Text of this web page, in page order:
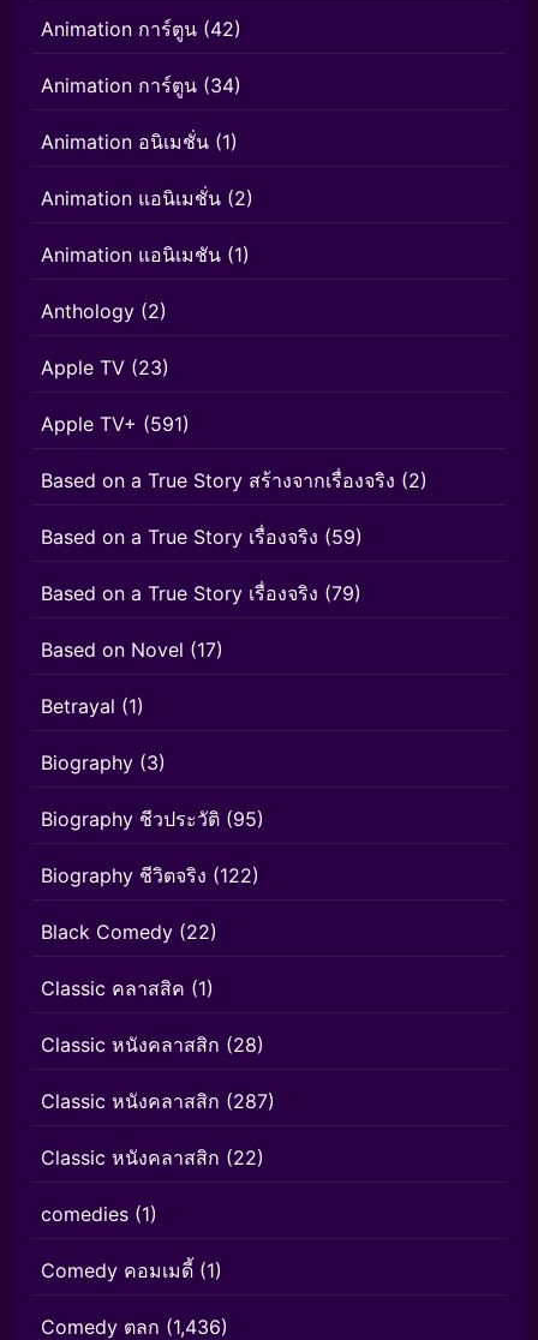
Animation การ์ตูน (42)
Animation การ์ตูน (34)
Animation อนิเมชั่น (1)
Animation แอนิเมชั่น (2)
Animation แอนิเมชัน (1)
Anthology (2)
Apple TV (23)
Apple TV+ (591)
Based on a True Story สร้างจากเรื่องจริง (2)
Based on a True Story เรื่องจริง (59)
Based on a True Story เรื่องจริง (79)
Based on Novel (17)
Betrayal (1)
Biography (3)
Biography ชีวประวัติ (95)
Biography ชีวิตจริง (122)
Black Comedy (22)
Classic คลาสสิค (1)
Classic หนังคลาสสิก (28)
Classic หนังคลาสสิก (287)
Classic หนังคลาสสิก (22)
comedies (1)
Comedy คอมเมดี้ (1)
Comedy ตลก (1,436)